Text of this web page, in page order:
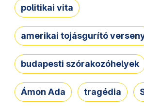
politikai vita
amerikai tojásgurító
budapesti szórakozóhelyek
Ámon Ada tragédia